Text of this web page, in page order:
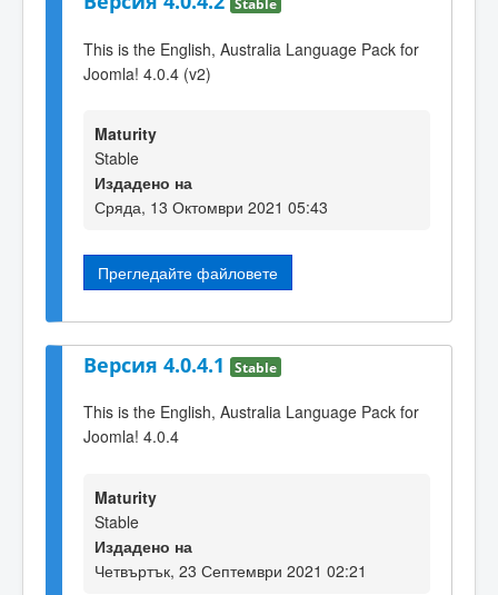
Stable
This is the English, Australia Language Pack for
Joomla! 4.0.4 (v2)
Maturity
Stable
Издадено на
Сряда, 13 Октомври 2021 05:43
Прегледайте файловете
Версия 4.0.4.1 Stable
This is the English, Australia Language Pack for
Joomla! 4.0.4
Maturity
Stable
Издадено на
Четвъртък, 23 Септември 2021 02:21